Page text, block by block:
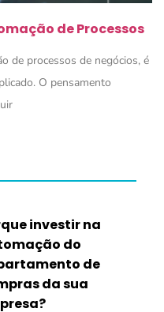
de Processos
de processos de negócios, é
O pensamento
investir na
do
de
da sua